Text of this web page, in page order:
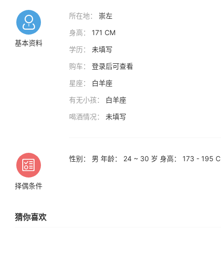
基本资料
所在地：
崇左
身高：
171 CM
学历：
未填写
购车：
登录后可查看
星座：
白羊座
有无小孩：
白羊座
喝酒情况：
未填写
择偶条件
性别： 男 年龄： 24 ~ 30 岁 身高： 173 - 195
猜你喜欢